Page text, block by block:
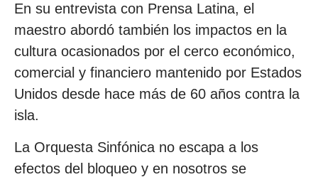
En su entrevista con Prensa Latina, el
maestro abordó también los impactos en la
cultura ocasionados por el cerco económico,
comercial y financiero mantenido por Estados
Unidos desde hace más de 60 años contra la
isla.
La Orquesta Sinfónica no escapa a los
efectos del bloqueo y en nosotros se